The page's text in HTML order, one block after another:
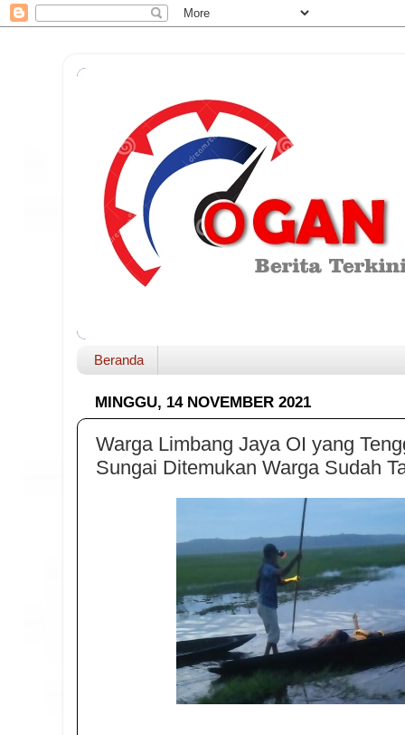
Beranda
MINGGU, 14 NOVEMBER 2021
Warga Limbang Jaya OI yang
Sungai Ditemukan Warga Sudah